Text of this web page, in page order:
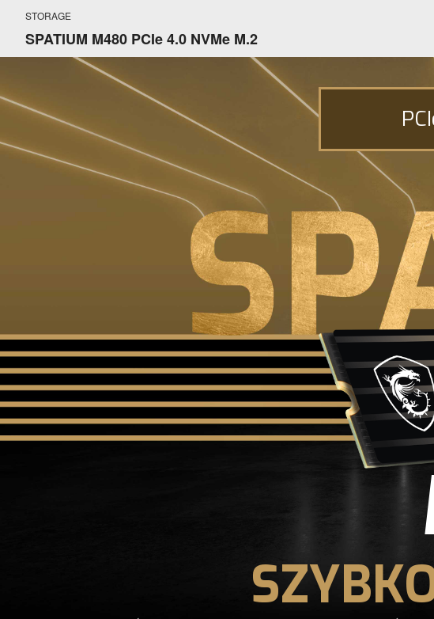
STORAGE
SPATIUM M480 PCIe 4.0 NVMe M.2